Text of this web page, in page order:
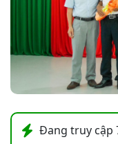
Đang truy cập